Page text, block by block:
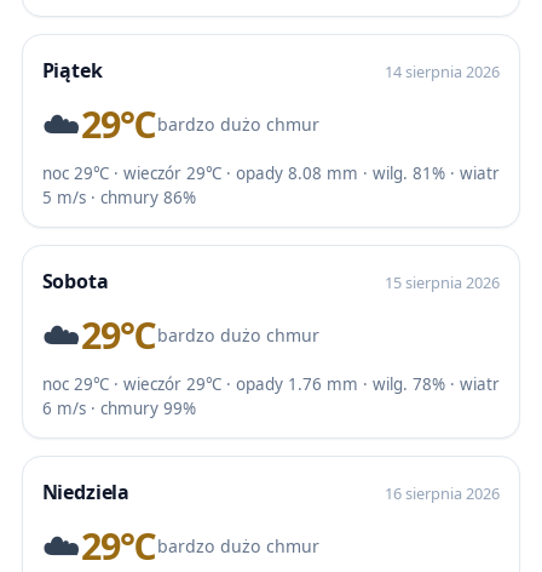
Piątek 14 sierpnia 2026
☁️29℃bardzo dużo chmur
noc 29℃ · wieczór 29℃ · opady 8.08 mm · wilg. 81% · wiatr
5 m/s · chmury 86%
Sobota 15 sierpnia 2026
☁️29℃bardzo dużo chmur
noc 29℃ · wieczór 29℃ · opady 1.76 mm · wilg. 78% · wiatr
6 m/s · chmury 99%
Niedziela 16 sierpnia 2026
☁️29℃bardzo dużo chmur